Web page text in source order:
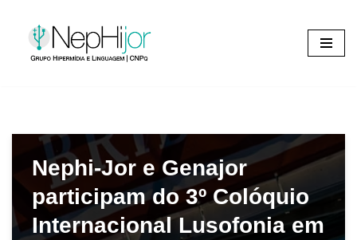
Pular
Nephi-Jor e Genajor
participam do 3º Colóquio
Internacional Lusofonia em